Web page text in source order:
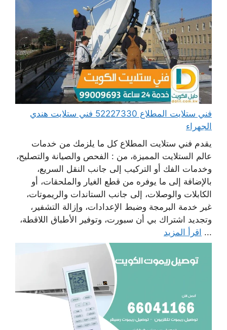
فني ستلايت المطلاع 52227330 فني ستلايت هندي
الجهراء
يقدم فني ستلايت المطلاع كل ما يلزمك من خدمات
عالم الستلايت المميزة، من : الفحص والصيانة والتصليح،
وخدمات الفك أو التركيب إلى جانب النقل السريع،
بالإضافة إلى ما يوفره من قطع الغيار والملحقات، أو
الكابلات والوصلات، إلى جانب الستاندات والريموتات،
غير خدمة البرمجة وضبط الإعدادات، وإزالة التشفير،
وتجديد اشتراك بي أن سبورت، وتوفير الأطباق اللاقطة،
... اقرأ المزيد